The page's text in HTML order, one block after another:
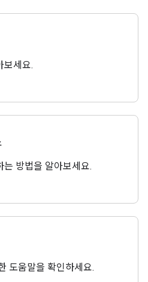
보세요.
방법을 알아보세요.
도움말을 확인하세요.